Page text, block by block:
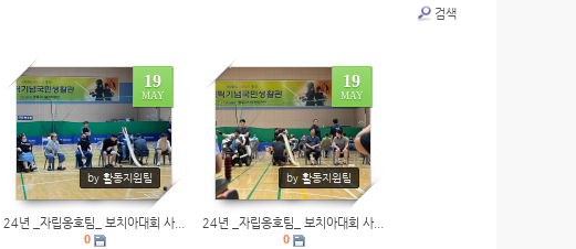
검색
19
MAY
by 활동지원팀
0
24년 _자립옹호팀_ 보치아대회 사...
0
19
MAY
by 활동지원팀
24년 _자립옹호팀_ 보치아대회 사...
0